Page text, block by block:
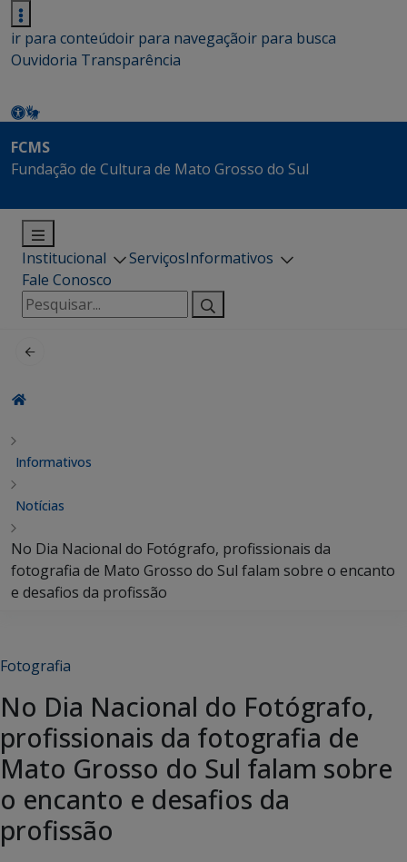
ir para conteúdoir para navegaçãoir para busca
Ouvidoria Transparência
FCMS
Fundação de Cultura de Mato Grosso do Sul
Institucional ServiçosInformativos
Fale Conosco
Pesquisar
por:
Informativos
Notícias
No Dia Nacional do Fotógrafo, profissionais da
fotografia de Mato Grosso do Sul falam sobre o encanto
e desafios da profissão
Fotografia
No Dia Nacional do Fotógrafo,
profissionais da fotografia de
Mato Grosso do Sul falam sobre
o encanto e desafios da
profissão